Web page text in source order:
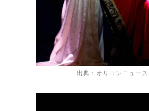
出典：オリコンニュース